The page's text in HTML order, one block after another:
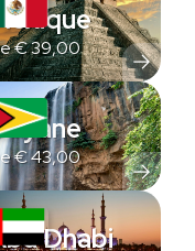
€39,00
€43,00
Dhabi